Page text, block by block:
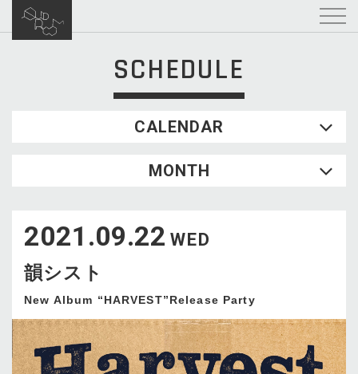
SCHEDULE
CALENDAR
WED
2
3 4 5
16
17
23
24 25 26 27
30
31
MONTH
2021.09.22 WED
韻シスト
New Album “HARVEST”Release Party